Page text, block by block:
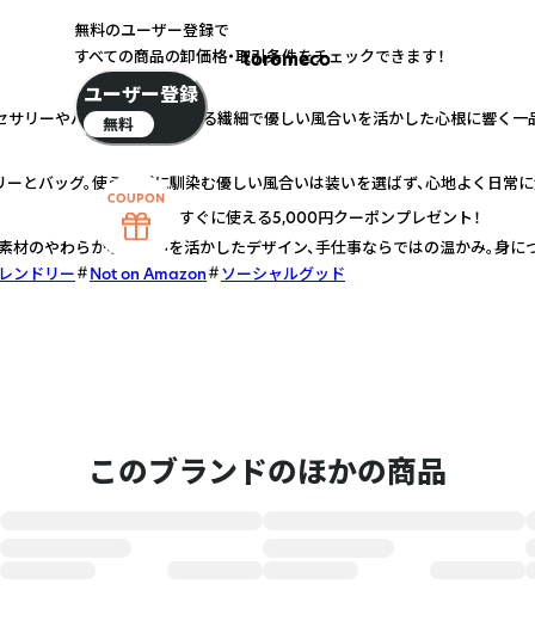
toromeco
サリーやバッグ。素材が魅せる繊細で優しい風合いを活かした心根に響く一
とバッグ。使うほどに馴染む優しい風合いは装いを選ばず、心地よく日常に
材のやわらかな風合いを活かしたデザイン、手仕事ならではの温かみ。身
ンドリー
Not on Amazon ソーシャルグッド
このブランドのほかの商品
無料のユーザー登録で
すべての商品の卸価格・取引条件をチェックできます！
ユーザー登録
無料
すぐに使える5,000円クーポンプレゼント！